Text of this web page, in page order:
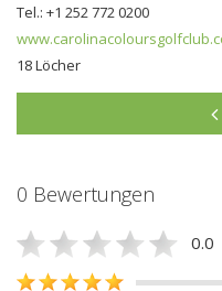
Tel.: +1 252 772 0200
18 Löcher
0 Bewertungen
0.0